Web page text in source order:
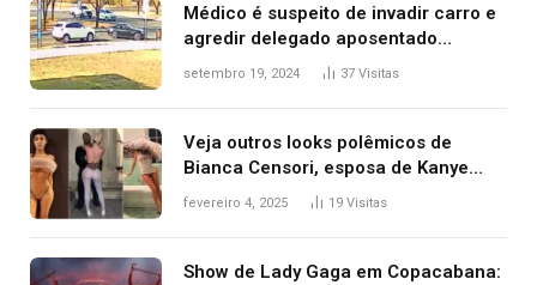
Médico é suspeito de invadir carro e
agredir delegado aposentado
durante confusão no trânsito
setembro 19, 2024 37 Visitas
Veja outros looks polêmicos de
Bianca Censori, esposa de Kanye
West que apareceu nua no Grammy
fevereiro 4, 2025 19 Visitas
Show de Lady Gaga em Copacabana: